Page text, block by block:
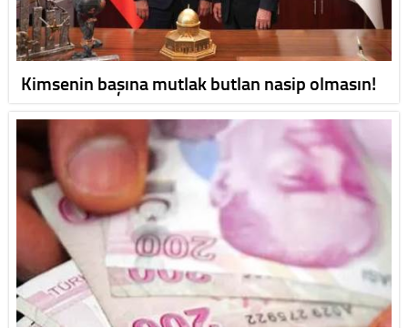
Kimsenin başına mutlak butlan nasip olmasın!